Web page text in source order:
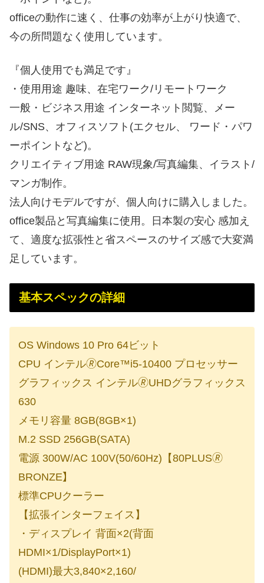
officeの動作に速く、仕事の効率が上がり快適で、
今の所問題なく使用しています。
『個人使用でも満足です』
・使用用途 趣味、在宅ワーク/リモートワーク
一般・ビジネス用途 インターネット閲覧、メー
ル/SNS、オフィスソフト(エクセル、 ワード・パワ
ーポイントなど)。
クリエイティブ用途 RAW現象/写真編集、イラスト/
マンガ制作。
法人向けモデルですが、個人向けに購入しました。
office製品と写真編集に使用。日本製の安心 感加え
て、適度な拡張性と省スペースのサイズ感で大変満
足しています。
基本スペックの詳細
OS Windows 10 Pro 64ビット
CPU インテル🄬Core™i5-10400 プロセッサー
グラフィックス インテル🄬UHDグラフィックス
630
メモリ容量 8GB(8GB×1)
M.2 SSD 256GB(SATA)
電源 300W/AC 100V(50/60Hz)【80PLUS🄬
BRONZE】
標準CPUクーラー
【拡張インターフェイス】
・ディスプレイ 背面×2(背面
HDMI×1/DisplayPort×1)
(HDMI)最大3,840×2,160/